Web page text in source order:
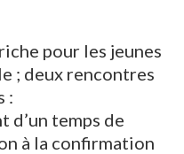
pour les jeunes
; deux rencontres
:
d’un temps de
à la confirmation